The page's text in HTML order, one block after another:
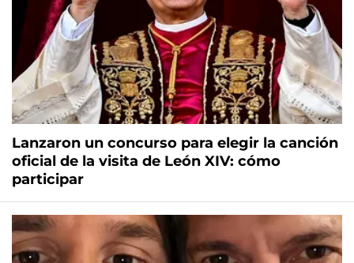
Lanzaron un concurso para elegir la canción
oficial de la visita de León XIV: cómo
participar